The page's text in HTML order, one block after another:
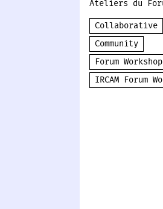
Ateliers du
Collaborative
Community
Forum
IRCAM Forum